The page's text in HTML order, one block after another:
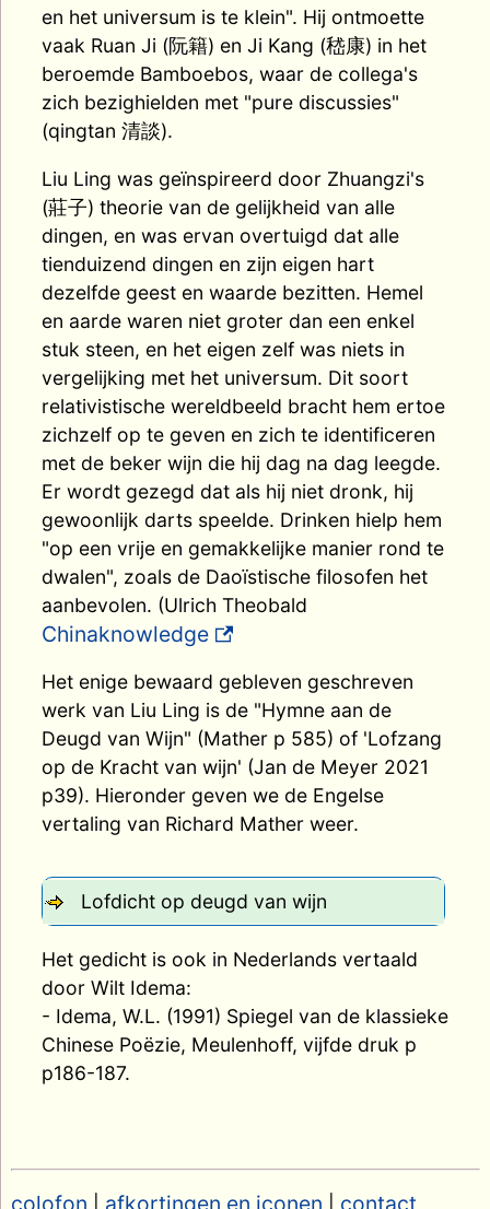
en het universum is te klein". Hij ontmoette
vaak Ruan Ji (阮籍) en Ji Kang (嵇康) in het
beroemde Bamboebos, waar de collega's
zich bezighielden met "pure discussies"
(qingtan 清談).
Liu Ling was geïnspireerd door Zhuangzi's
(莊子) theorie van de gelijkheid van alle
dingen, en was ervan overtuigd dat alle
tienduizend dingen en zijn eigen hart
dezelfde geest en waarde bezitten. Hemel
en aarde waren niet groter dan een enkel
stuk steen, en het eigen zelf was niets in
vergelijking met het universum. Dit soort
relativistische wereldbeeld bracht hem ertoe
zichzelf op te geven en zich te identificeren
met de beker wijn die hij dag na dag leegde.
Er wordt gezegd dat als hij niet dronk, hij
gewoonlijk darts speelde. Drinken hielp hem
"op een vrije en gemakkelijke manier rond te
dwalen", zoals de Daoïstische filosofen het
aanbevolen. (Ulrich Theobald
Chinaknowledge
Het enige bewaard gebleven geschreven
werk van Liu Ling is de "Hymne aan de
Deugd van Wijn" (Mather p 585) of 'Lofzang
op de Kracht van wijn' (Jan de Meyer 2021
p39). Hieronder geven we de Engelse
vertaling van Richard Mather weer.
Lofdicht op deugd van wijn
Het gedicht is ook in Nederlands vertaald
door Wilt Idema:
- Idema, W.L. (1991) Spiegel van de klassieke
Chinese Poëzie, Meulenhoff, vijfde druk p
p186-187.
colofon afkortingen en iconen contact